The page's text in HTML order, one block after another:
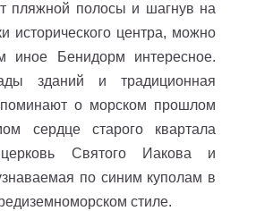
пляжной полосы и шагнув на
исторического центра, можно
иное Бенидорм интересное.
зданий и традиционная
о морском прошлом
сердце старого квартала
Святого Иакова и
по синим куполам в
стиле.